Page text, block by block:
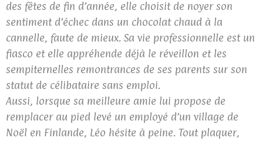
des fêtes de fin d’année, elle choisit de noyer son
sentiment d’échec dans un chocolat chaud à la
cannelle, faute de mieux. Sa vie professionnelle est un
fiasco et elle appréhende déjà le réveillon et les
sempiternelles remontrances de ses parents sur son
statut de célibataire sans emploi.
Aussi, lorsque sa meilleure amie lui propose de
remplacer au pied levé un employé d’un village de
Noël en Finlande, Léo hésite à peine. Tout plaquer,